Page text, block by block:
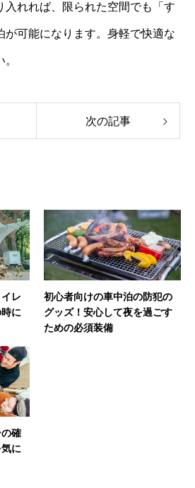
入れれば、限られた空間でも「す
が可能になります。身軽で快適な
次の記事
レ
に
初心者向けの車中泊の防犯の
グッズ！安心して夜を過ごす
ための必須装備
確
に